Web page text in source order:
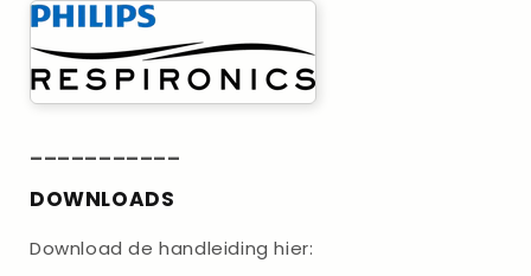
___________
DOWNLOADS
Download de handleiding hier: